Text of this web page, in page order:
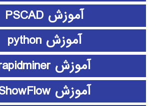
آموزش PSCAD
آموزش python
آموزش rapidminer
آموزش ShowFlow